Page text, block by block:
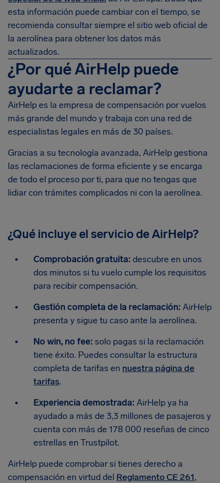
esta información puede cambiar con el tiempo, se
recomienda consultar siempre el sitio web oficial de
la aerolínea para obtener los datos más
actualizados.
¿Por qué AirHelp puede
ayudarte a reclamar?
AirHelp es la empresa de compensación por vuelos
más grande del mundo y trabaja con una red de
especialistas legales en más de 30 países.
Gracias a su tecnología avanzada, AirHelp gestiona
las reclamaciones de forma eficiente y se encarga
de todo el proceso por ti, para que no tengas que
lidiar con trámites complicados ni con la aerolínea.
¿Qué incluye el servicio de AirHelp?
Comprobación gratuita: descubre en unos
dos minutos si tu vuelo cumple los requisitos
para recibir compensación.
Gestión completa de la reclamación: AirHelp
presenta y sigue tu caso ante la aerolínea.
No win, no fee: solo pagas si la reclamación
tiene éxito. Puedes consultar la estructura
completa de tarifas en nuestra página de
tarifas.
Experiencia demostrada: AirHelp ya ha
ayudado a más de 3,3 millones de pasajeros y
cuenta con más de 178 000 reseñas de cinco
estrellas en Trustpilot.
AirHelp puede comprobar si tienes derecho a
compensación en virtud del Reglamento CE 261,